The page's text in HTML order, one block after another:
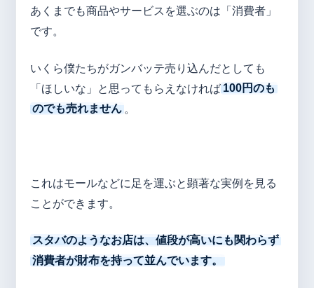
あくまでも商品やサービスを選ぶのは「消費者」
です。
いくら僕たちがガンバッテ売り込んだとしても
「ほしいな」と思ってもらえなければ 100円のも
のでも売れません 。
これはモールなどに足を運ぶと顕著な実例を見る
ことができます。
スタバのようなお店は、値段が高いにも関わらず
消費者が財布を持って並んでいます。